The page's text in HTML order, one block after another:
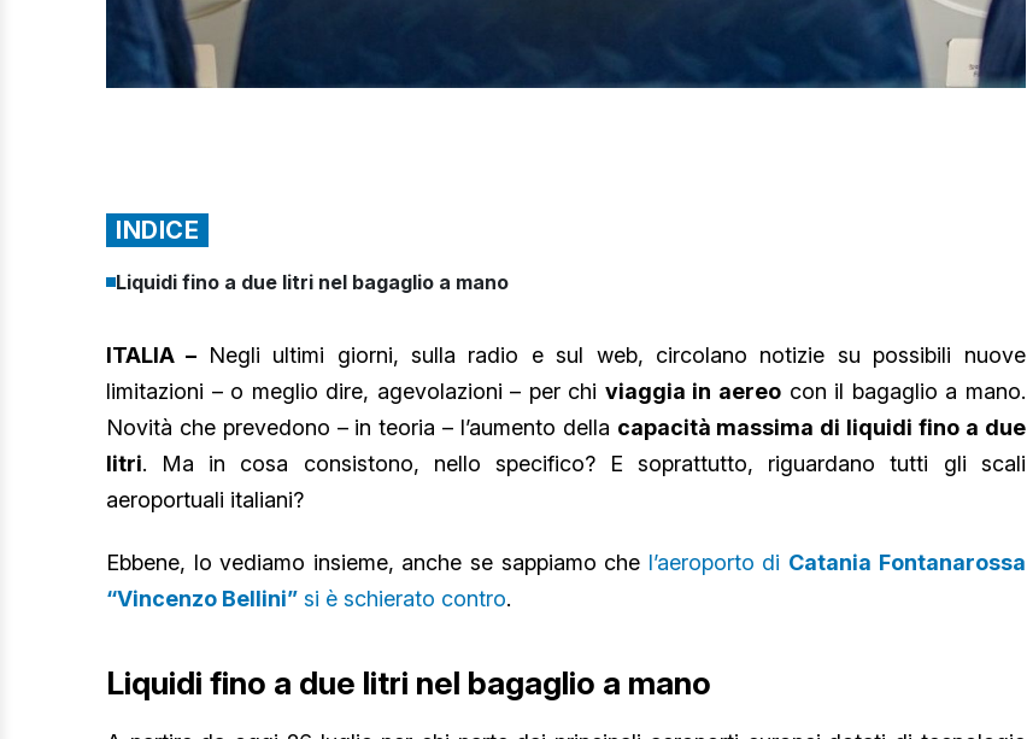
INDICE
Liquidi fino a due litri nel bagaglio a mano
ITALIA – Negli ultimi giorni, sulla radio e sul web, circolano notizie su possibili nuove
limitazioni – o meglio dire, agevolazioni – per chi viaggia in aereocon il bagaglio a mano.
Novità che prevedono – in teoria – l’aumento della capacità massima di liquidi fino a due
litri. Ma in cosa consistono, nello specifico? E soprattutto, riguardano tutti gli scali
aeroportuali italiani?
Ebbene, lo vediamo insieme, anche se sappiamo che l’aeroporto di Catania Fontanarossa
“Vincenzo Bellini” si è schierato contro.
Liquidi fino a due litri nel bagaglio a mano